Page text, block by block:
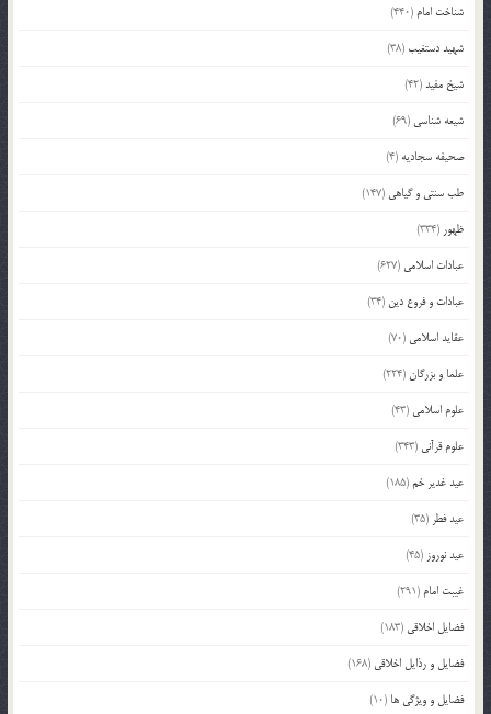
شناخت امام (440)
شهید دستغیب(38)
شیخ مفید(42)
شیعه شناسی (69)
صحیفه سجادیه (4)
طب سنتی و گیاهی (147)
ظهور (334)
عبادات اسلامی (627)
عبادات و فروع دین (34)
عقاید اسلامی (70)
علما و بزرگان(224)
علوم اسلامی (43)
علوم قرآنی (343)
عید غدیر خم(185)
عید فطر (35)
عید نوروز (45)
غیبت امام (291)
فضایل اخلاقی (183)
فضایل و رذایل اخلاقی (168)
فضایل و ویژگی ها (10)